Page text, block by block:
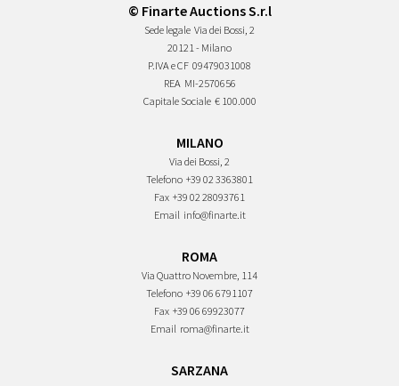
© Finarte Auctions S.r.l
Sede legale Via dei Bossi, 2
20121 - Milano
P.IVA e CF 09479031008
REA MI-2570656
Capitale Sociale € 100.000
MILANO
Via dei Bossi, 2
Telefono +39 02 3363801
Fax +39 02 28093761
Email info@finarte.it
ROMA
Via Quattro Novembre, 114
Telefono +39 06 6791107
Fax +39 06 69923077
Email roma@finarte.it
SARZANA